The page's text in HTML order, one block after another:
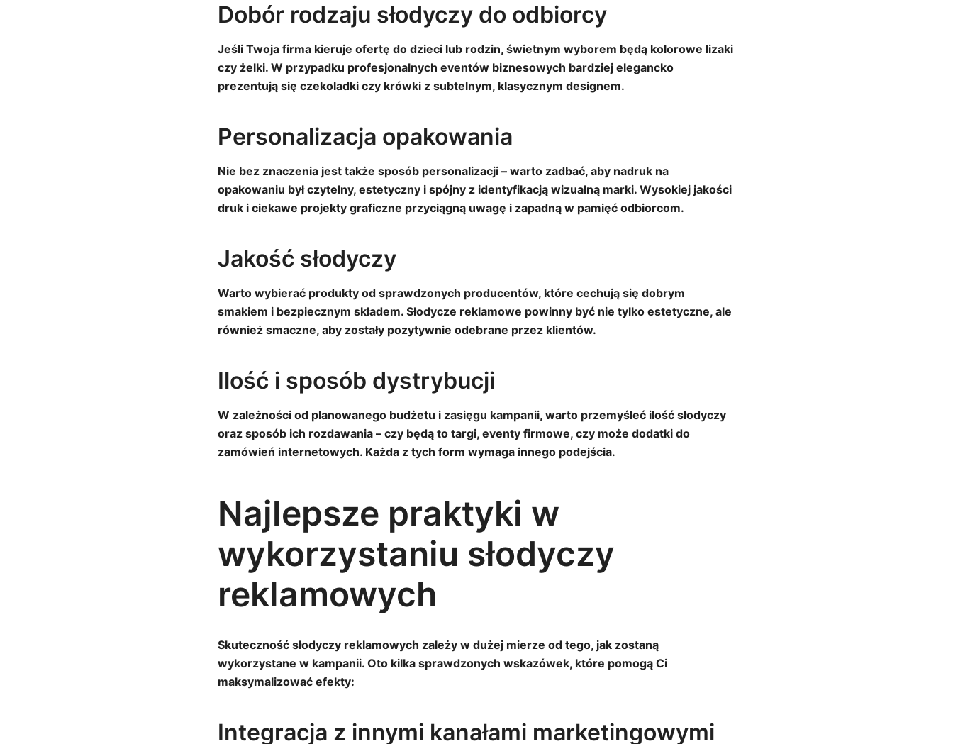
Dobór rodzaju słodyczy do odbiorcy
Jeśli Twoja firma kieruje ofertę do dzieci lub rodzin, świetnym wyborem będą kolorowe lizaki
czy żelki. W przypadku profesjonalnych eventów biznesowych bardziej elegancko
prezentują się czekoladki czy krówki z subtelnym, klasycznym designem.
Personalizacja opakowania
Nie bez znaczenia jest także sposób personalizacji – warto zadbać, aby nadruk na
opakowaniu był czytelny, estetyczny i spójny z identyfikacją wizualną marki. Wysokiej jakości
druk i ciekawe projekty graficzne przyciągną uwagę i zapadną w pamięć odbiorcom.
Jakość słodyczy
Warto wybierać produkty od sprawdzonych producentów, które cechują się dobrym
smakiem i bezpiecznym składem. Słodycze reklamowe powinny być nie tylko estetyczne, ale
również smaczne, aby zostały pozytywnie odebrane przez klientów.
Ilość i sposób dystrybucji
W zależności od planowanego budżetu i zasięgu kampanii, warto przemyśleć ilość słodyczy
oraz sposób ich rozdawania – czy będą to targi, eventy firmowe, czy może dodatki do
zamówień internetowych. Każda z tych form wymaga innego podejścia.
Najlepsze praktyki w
wykorzystaniu słodyczy
reklamowych
Skuteczność słodyczy reklamowych zależy w dużej mierze od tego, jak zostaną
wykorzystane w kampanii. Oto kilka sprawdzonych wskazówek, które pomogą Ci
maksymalizować efekty:
Integracja z innymi kanałami marketingowymi